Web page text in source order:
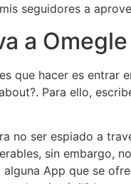
seguidores a
a
que hacer es entrar
Para ello,
no ser espiado a
sin embargo,
App que se